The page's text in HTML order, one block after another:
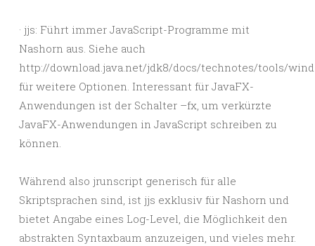
· jjs: Führt immer JavaScript-Programme mit
Nashorn aus. Siehe auch
http://download.java.net/jdk8/docs/technotes/tools/
für weitere Optionen. Interessant für JavaFX-
Anwendungen ist der Schalter –fx, um verkürzte
JavaFX-Anwendungen in JavaScript schreiben zu
können.
Während also jrunscript generisch für alle
Skriptsprachen sind, ist jjs exklusiv für Nashorn und
bietet Angabe eines Log-Level, die Möglichkeit den
abstrakten Syntaxbaum anzuzeigen, und vieles mehr.